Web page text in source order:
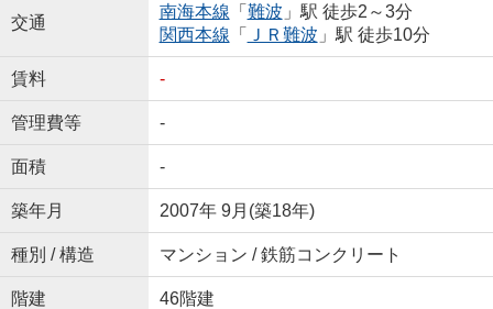
交通
南海本線 「 難波 」駅 徒歩2～3分
関西本線 「 ＪＲ難波 」駅 徒歩10分
賃料 -
管理費等 -
面積 -
築年月 2007年 9月(築18年)
種別 / 構造 マンション / 鉄筋コンクリート
階建 46階建